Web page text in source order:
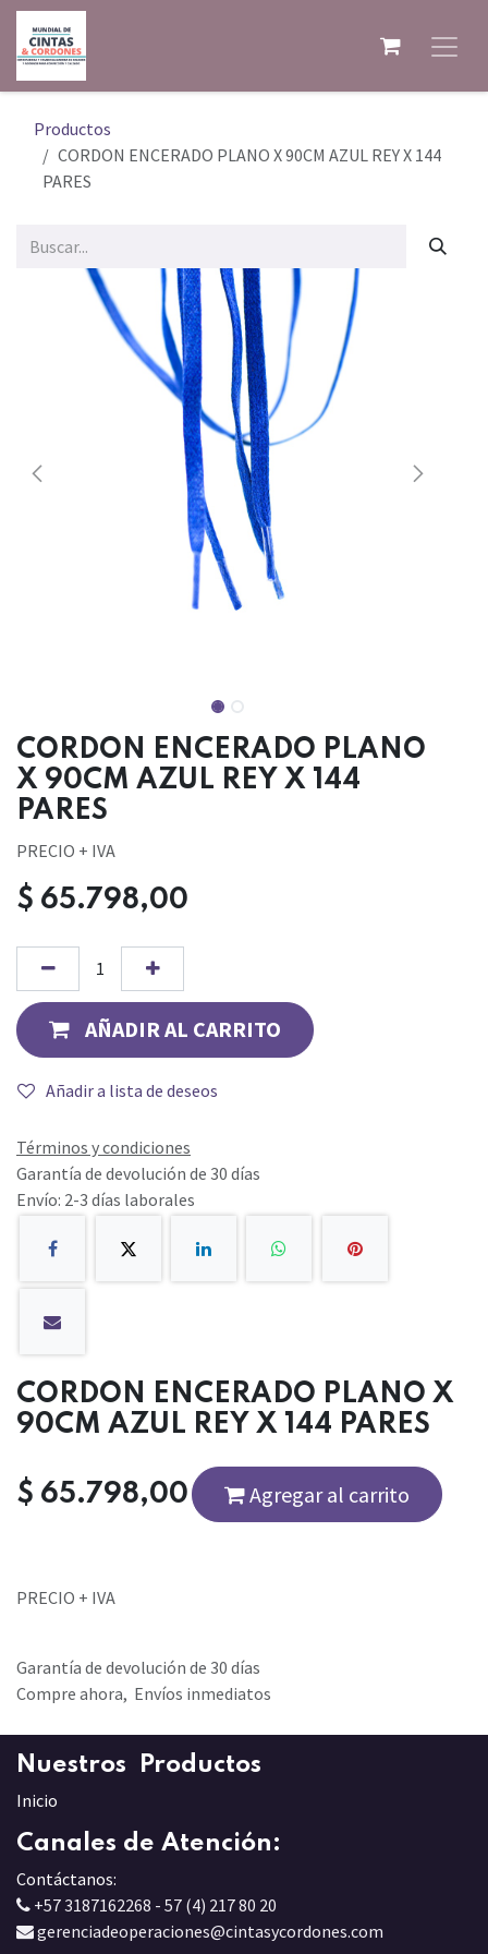
Ir al contenido
Productos
CORDON ENCERADO PLANO X 90CM AZUL REY X 144
PARES
CORDON ENCERADO PLANO
X 90CM AZUL REY X 144
PARES
PRECIO + IVA
$ 65.798,00
AÑADIR AL CARRITO
Añadir a lista de deseos
Términos y condiciones
Garantía de devolución de 30 días
Envío: 2-3 días laborales
CORDON ENCERADO PLANO X
90CM AZUL REY X 144 PARES
$ 65.798,00 Agregar al carrito
PRECIO + IVA
Garantía de devolución de 30 días
Compre ahora, Envíos inmediatos
Nuestros Productos
Inicio
Canales de Atención:
Contáctanos:
+57 3187162268 - 57 (4) 217 80 20
gerenciadeoperaciones@cintasycordones.com